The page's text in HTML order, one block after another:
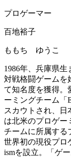
プロゲーマー
百地裕子
ももち ゆうこ
1986年、兵庫県生
対戦格闘ゲームを
て知名度を獲得。
ーミングチーム「
スカウトされ、日
は北米のプロゲー
チームに所属する
世界初の現役プロ
ismを設立。「ゲ